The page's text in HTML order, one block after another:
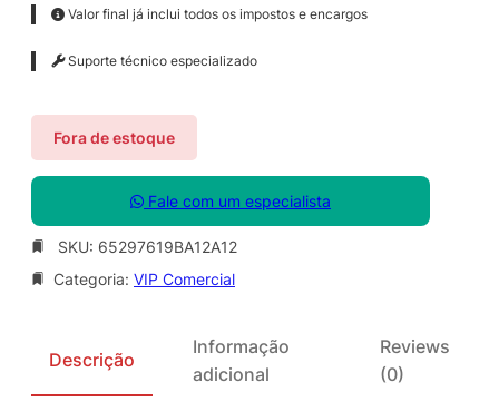
Valor final já inclui todos os impostos e encargos
Suporte técnico especializado
Fora de estoque
Fale com um especialista
SKU: 65297619BA12A12
Categoria: VIP Comercial
Descrição
Informação
adicional
Reviews
(0)